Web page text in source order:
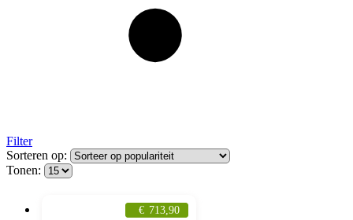
Filter
Sorteren op:
Tonen:
€ 713,90